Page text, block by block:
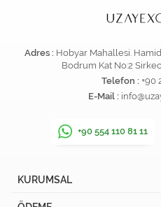
Adres : Hobyar Mahallesi.
Bodrum Kat No:2
Telefon : +90
E-Mail :
+90 554 110 81 11
KURUMSAL